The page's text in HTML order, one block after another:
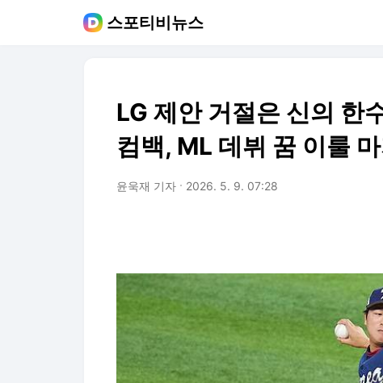
스포티비뉴스
LG 제안 거절은 신의 한
컴백, ML 데뷔 꿈 이룰
윤욱재 기자 2026. 5. 9. 07:28